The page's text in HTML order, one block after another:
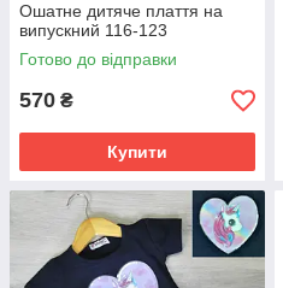
Ошатне дитяче плаття на
випускний 116-123
Готово до відправки
570 ₴
Купити